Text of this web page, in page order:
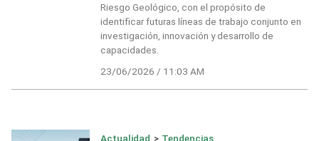
Riesgo Geológico, con el propósito de
identificar futuras líneas de trabajo conjunto en
investigación, innovación y desarrollo de
capacidades.
23/06/2026 / 11:03 AM
Actualidad > Tendencias